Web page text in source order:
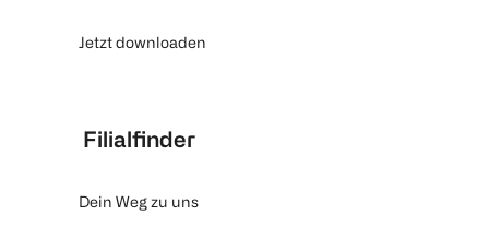
Jetzt downloaden
Filialfinder
Dein Weg zu uns